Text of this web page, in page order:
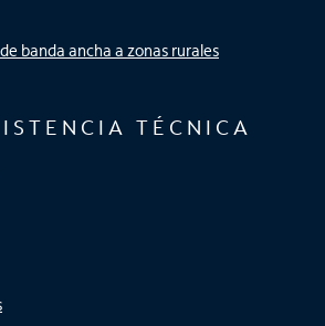
banda ancha a zonas rurales
TÉCNICA